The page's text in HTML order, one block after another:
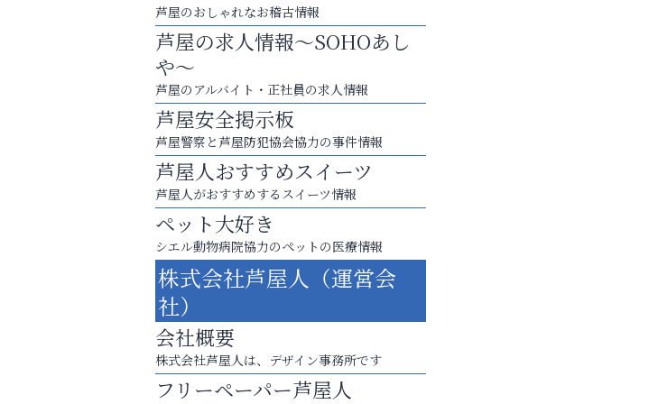
８周年コースが半額以下の8,000円！
神戸牛ステーキに舌鼓♪
トレファク出張買取
芦屋のおしゃれなお稽古情報
芦屋の求人情報～SOHOあし
や～
芦屋のアルバイト・正社員の求人情報
芦屋安全掲示板
芦屋警察と芦屋防犯協会協力の事件情報
芦屋人おすすめスイーツ
芦屋人がおすすめするスイーツ情報
ペット大好き
シエル動物病院協力のペットの医療情報
株式会社芦屋人（運営会
社）
会社概要
株式会社芦屋人は、デザイン事務所です
フリーペーパー芦屋人